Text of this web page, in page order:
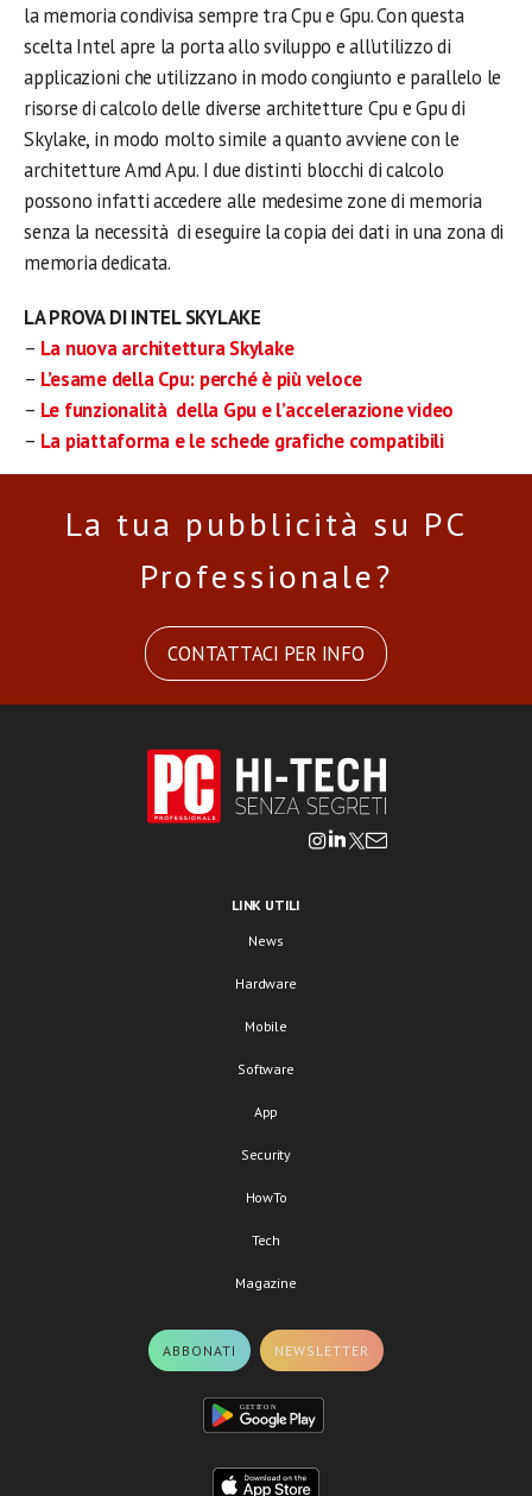
la memoria condivisa sempre tra Cpu e Gpu. Con questa
scelta Intel apre la porta allo sviluppo e all’utilizzo di
applicazioni che utilizzano in modo congiunto e parallelo le
risorse di calcolo delle diverse architetture Cpu e Gpu di
Skylake, in modo molto simile a quanto avviene con le
architetture Amd Apu. I due distinti blocchi di calcolo
possono infatti accedere alle medesime zone di memoria
senza la necessità di eseguire la copia dei dati in una zona di
memoria dedicata.
LA PROVA DI INTEL SKYLAKE
– La nuova architettura Skylake
– L’esame della Cpu: perché è più veloce
– Le funzionalità della Gpu e l’accelerazione video
– La piattaforma e le schede grafiche compatibili
La tua pubblicità su PC
Professionale?
CONTATTACI PER INFO
LINK UTILI
News
Hardware
Mobile
Software
App
Security
HowTo
Tech
Magazine
ABBONATI NEWSLETTER